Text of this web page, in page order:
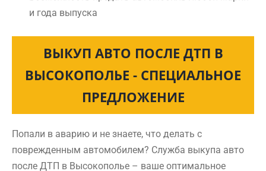
и года выпуска
ВЫКУП АВТО ПОСЛЕ ДТП В
ВЫСОКОПОЛЬЕ - СПЕЦИАЛЬНОЕ
ПРЕДЛОЖЕНИЕ
Попали в аварию и не знаете, что делать с
поврежденным автомобилем? Служба выкупа авто
после ДТП в Высокополье – ваше оптимальное